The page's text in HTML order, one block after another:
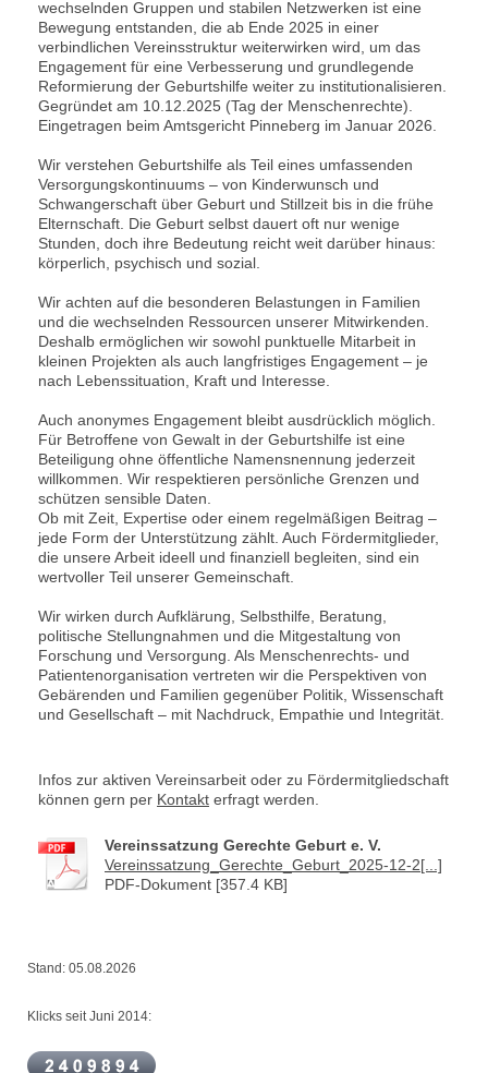
wechselnden Gruppen und stabilen Netzwerken ist eine
Bewegung entstanden, die ab Ende 2025 in einer
verbindlichen Vereinsstruktur weiterwirken wird, um das
Engagement für eine Verbesserung und grundlegende
Reformierung der Geburtshilfe weiter zu institutionalisieren.
Gegründet am 10.12.2025 (Tag der Menschenrechte).
Eingetragen beim Amtsgericht Pinneberg im Januar 2026.
Wir verstehen Geburtshilfe als Teil eines umfassenden
Versorgungskontinuums – von Kinderwunsch und
Schwangerschaft über Geburt und Stillzeit bis in die frühe
Elternschaft. Die Geburt selbst dauert oft nur wenige
Stunden, doch ihre Bedeutung reicht weit darüber hinaus:
körperlich, psychisch und sozial.
Wir achten auf die besonderen Belastungen in Familien
und die wechselnden Ressourcen unserer Mitwirkenden.
Deshalb ermöglichen wir sowohl punktuelle Mitarbeit in
kleinen Projekten als auch langfristiges Engagement – je
nach Lebenssituation, Kraft und Interesse.
Auch anonymes Engagement bleibt ausdrücklich möglich.
Für Betroffene von Gewalt in der Geburtshilfe ist eine
Beteiligung ohne öffentliche Namensnennung jederzeit
willkommen. Wir respektieren persönliche Grenzen und
schützen sensible Daten.
Ob mit Zeit, Expertise oder einem regelmäßigen Beitrag –
jede Form der Unterstützung zählt. Auch Fördermitglieder,
die unsere Arbeit ideell und finanziell begleiten, sind ein
wertvoller Teil unserer Gemeinschaft.
Wir wirken durch Aufklärung, Selbsthilfe, Beratung,
politische Stellungnahmen und die Mitgestaltung von
Forschung und Versorgung. Als Menschenrechts- und
Patientenorganisation vertreten wir die Perspektiven von
Gebärenden und Familien gegenüber Politik, Wissenschaft
und Gesellschaft – mit Nachdruck, Empathie und Integrität.
Infos zur aktiven Vereinsarbeit oder zu Fördermitgliedschaft
können gern per Kontakt erfragt werden.
Vereinssatzung Gerechte Geburt e. V.
Vereinssatzung_Gerechte_Geburt_2025-12-2[...]
PDF-Dokument [357.4 KB]
Stand: 05.08.2026
Klicks seit Juni 2014: